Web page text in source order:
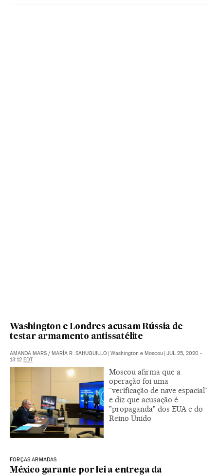
Washington e Londres acusam Rússia de
testar armamento antissatélite
AMANDA MARS / MARÍA R. SAHUQUILLO | Washington e Moscou | JUL 25, 2020 -
13:12 EDT
Moscou afirma que a
operação foi uma
“verificação de nave espacial”
e diz que acusação é
"propaganda" dos EUA e do
Reino Unido
FORÇAS ARMADAS
México garante por lei a entrega da